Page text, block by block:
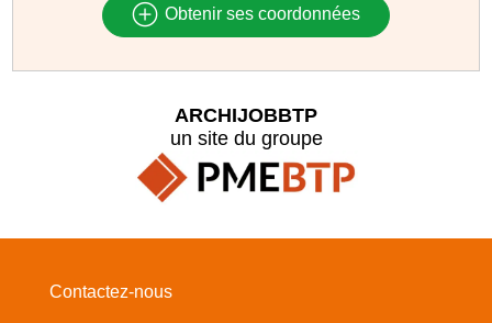
Obtenir ses coordonnées
ARCHIJOBBTP
un site du groupe
Contactez-nous